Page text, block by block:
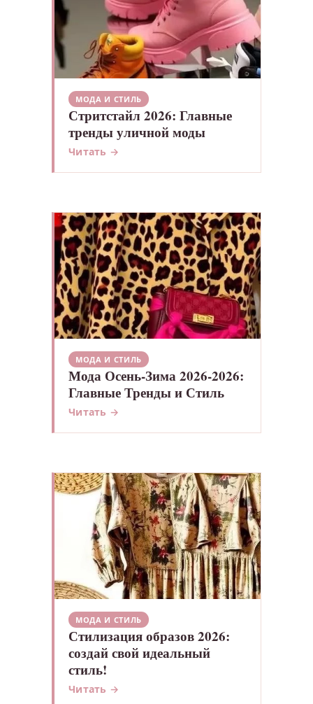
МОДА И СТИЛЬ
Стритстайл 2026: Главные
тренды уличной моды
Читать →
МОДА И СТИЛЬ
Мода Осень-Зима 2026-2026:
Главные Тренды и Стиль
Читать →
МОДА И СТИЛЬ
Стилизация образов 2026:
создай свой идеальный
стиль!
Читать →